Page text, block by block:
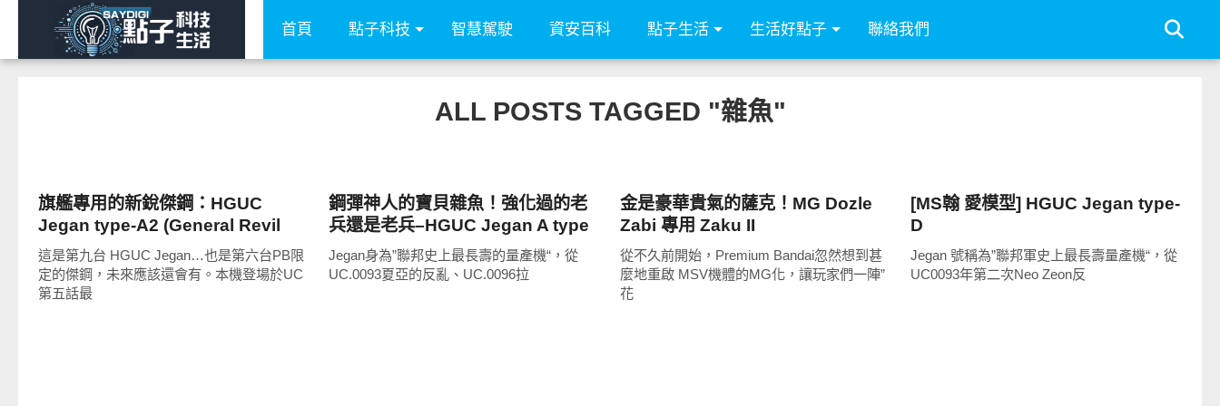
首頁 點子科技 智慧駕駛 資安百科 點子生活 生活好點子 聯絡我們
ALL POSTS TAGGED "雜魚"
旗艦專用的新銳傑鋼：HGUC
Jegan type-A2 (General Revil
deployment)
這是第九台 HGUC Jegan…也是第六台PB限
定的傑鋼，未來應該還會有。本機登場於UC
第五話最
鋼彈神人的寶貝雜魚！強化過的老
兵還是老兵–HGUC Jegan A type
(ver.F91)
Jegan身為”聯邦史上最長壽的量產機“，從
UC.0093夏亞的反亂、UC.0096拉
金是豪華貴氣的薩克！MG Dozle
Zabi 專用 Zaku II
從不久前開始，Premium Bandai忽然想到甚
麼地重啟 MSV機體的MG化，讓玩家們一陣”
花
[MS翰 愛模型] HGUC Jegan type-
D
Jegan 號稱為”聯邦軍史上最長壽量產機“，從
UC0093年第二次Neo Zeon反